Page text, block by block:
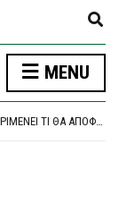
E
P
N
MENU
«ΚΑΙΝΟΦΑΝΉΣ ΚΑΙ ΆΚΥΡΗ» Η ΝΈΑ ΑΡΧΕΙΟΘΈΤΗΣΗ ΤΩΝ ΥΠΟΚΛΟΠΏΝ, ΛΈΕΙ Η ΔΙΚΗΓΌΡΟΣ ΤΟΥ ΧΡ. ΣΠΊΡΤΖΗ
Η ΟΜΟΣΠΟΝΔΊΑ ΤΗΣ ΑΡΓΕΝΤΙΝΉΣ ΠΕΡΙΜΈΝΕΙ ΤΙ ΘΑ ΑΠΟΦΑΣΊΣΟΥΝ ΟΙ ΜΈΣΙ ΚΑΙ ΣΚΑΛΌΝΙ